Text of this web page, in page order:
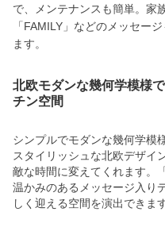
で、メンテナンスも簡単。家
「FAMILY」などのメッセー
ます。
北欧モダンな幾何学模様
チン空間
シンプルでモダンな幾何学模
スタイリッシュな北欧デザイ
敵な時間に変えてくれます。
温かみのあるメッセージ入り
しく迎える空間を演出できます